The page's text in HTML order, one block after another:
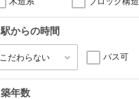
駅からの時間
バス可
築年数